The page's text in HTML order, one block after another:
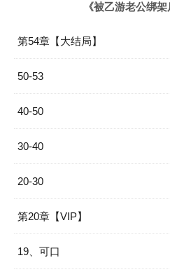
《被乙游老公绑
第54章【大结局】
50-53
40-50
30-40
20-30
第20章【VIP】
19、可口